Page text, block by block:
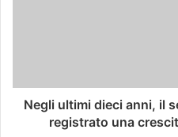
Negli ultimi dieci anni, il
registrato una